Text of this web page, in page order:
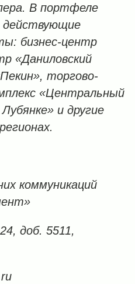
В портфеле
действующие
бизнес-центр
«Даниловский
торгово-
«Центральный
и другие
коммуникаций
доб. 5511,